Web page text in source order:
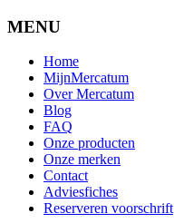
MENU
Home
MijnMercatum
Over Mercatum
Blog
FAQ
Onze producten
Onze merken
Contact
Adviesfiches
Reserveren voorschrift